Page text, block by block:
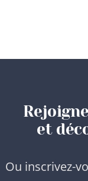
et
Ou inscrivez-